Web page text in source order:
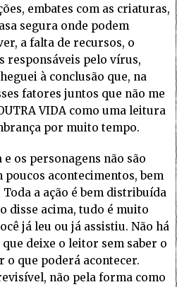
embates com as criaturas,
segura onde podem
a falta de recursos, o
responsáveis pelo vírus,
à conclusão que, na
fatores juntos que não me
VIDA como uma leitura
por muito tempo.
os personagens não são
poucos acontecimentos, bem
a ação é bem distribuída
disse acima, tudo é muito
já leu ou já assistiu. Não há
deixe o leitor sem saber o
o que poderá acontecer.
não pela forma como